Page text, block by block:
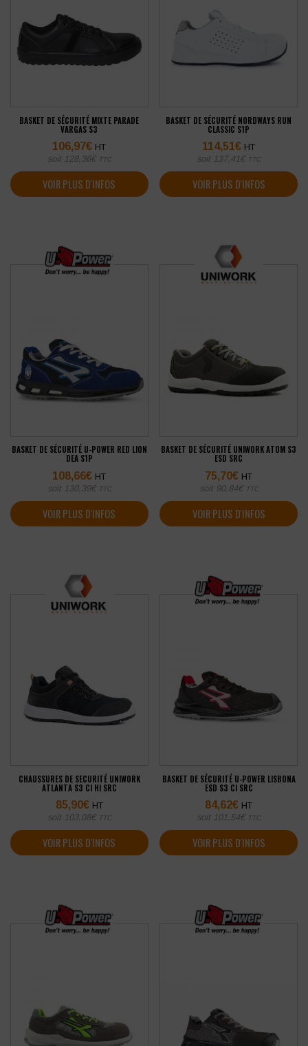
BASKET DE SÉCURITÉ MIXTE PARADE
VARGAS S3
106,97€ HT
soit 128,36€ TTC
VOIR PLUS D'INFOS
BASKET DE SÉCURITÉ NORDWAYS RUN
CLASSIC S1P
114,51€ HT
soit 137,41 € TTC
VOIR PLUS D'INFOS
BASKET DE SÉCURITÉ U-POWER RED LION
DEA S1P
108,66€ HT
soit 130,39€ TTC
VOIR PLUS D'INFOS
BASKET DE SÉCURITÉ UNIWORK ATOM S3
ESD SRC
75,70€ HT
soit 90,84€ TTC
VOIR PLUS D'INFOS
CHAUSSURES DE SECURITÉ UNIWORK
ATLANTA S3 CI HI SRC
85,90€ HT
soit 103,08€ TTC
VOIR PLUS D'INFOS
BASKET DE SÉCURITÉ U-POWER LISBONA
ESD S3 CI SRC
84,62€ HT
soit 101,54€ TTC
VOIR PLUS D'INFOS